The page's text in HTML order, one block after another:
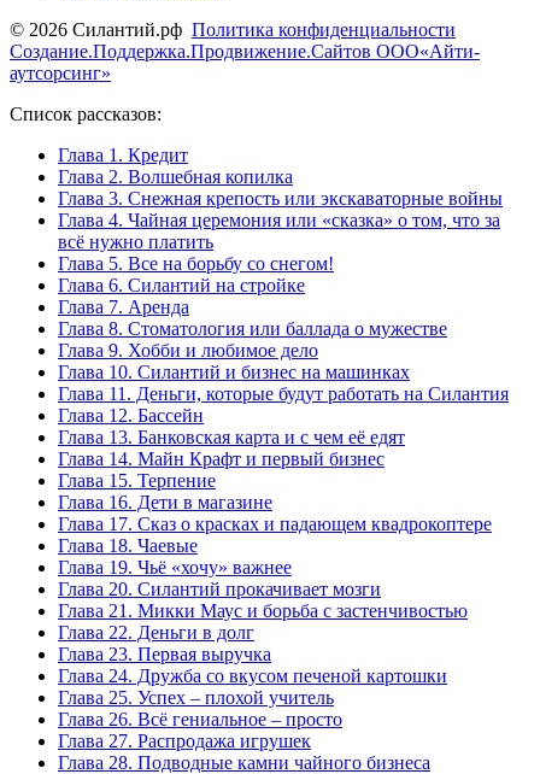
© 2026 Силантий.рф Политика конфиденциальности
Создание.Поддержка.Продвижение.Сайтов ООО«Айти-
аутсорсинг»
Список рассказов:
Глава 1. Кредит
Глава 2. Волшебная копилка
Глава 3. Снежная крепость или экскаваторные войны
Глава 4. Чайная церемония или «сказка» о том, что за
всё нужно платить
Глава 5. Все на борьбу со снегом!
Глава 6. Силантий на стройке
Глава 7. Аренда
Глава 8. Стоматология или баллада о мужестве
Глава 9. Хобби и любимое дело
Глава 10. Силантий и бизнес на машинках
Глава 11. Деньги, которые будут работать на Силантия
Глава 12. Бассейн
Глава 13. Банковская карта и с чем её едят
Глава 14. Майн Крафт и первый бизнес
Глава 15. Терпение
Глава 16. Дети в магазине
Глава 17. Сказ о красках и падающем квадрокоптере
Глава 18. Чаевые
Глава 19. Чьё «хочу» важнее
Глава 20. Силантий прокачивает мозги
Глава 21. Микки Маус и борьба с застенчивостью
Глава 22. Деньги в долг
Глава 23. Первая выручка
Глава 24. Дружба со вкусом печеной картошки
Глава 25. Успех – плохой учитель
Глава 26. Всё гениальное – просто
Глава 27. Распродажа игрушек
Глава 28. Подводные камни чайного бизнеса